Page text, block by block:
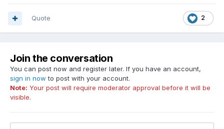
2
Quote
Join the conversation
You can post now and register later. If you have an account,
sign in now to post with your account.
Note: Your post will require moderator approval before it will be
visible.